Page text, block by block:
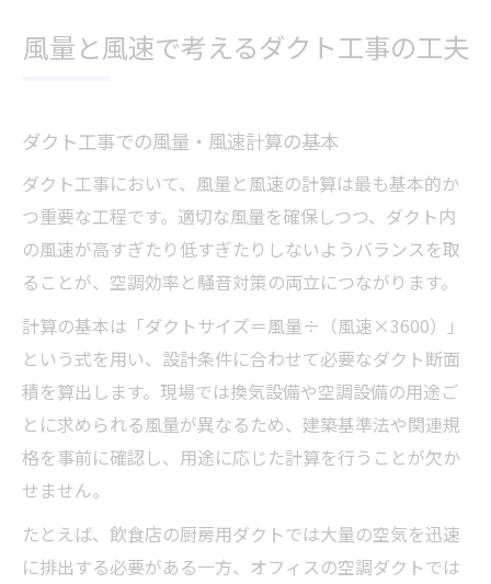
風量と風速で考えるダクト工事の工夫
ダクト工事での風量・風速計算の基本
ダクト工事において、風量と風速の計算は最も基本的か
つ重要な工程です。適切な風量を確保しつつ、ダクト内
の風速が高すぎたり低すぎたりしないようバランスを取
ることが、空調効率と騒音対策の両立につながります。
計算の基本は「ダクトサイズ＝風量÷（風速×3600）」
という式を用い、設計条件に合わせて必要なダクト断面
積を算出します。現場では換気設備や空調設備の用途ご
とに求められる風量が異なるため、建築基準法や関連規
格を事前に確認し、用途に応じた計算を行うことが欠か
せません。
たとえば、飲食店の厨房用ダクトでは大量の空気を迅速
に排出する必要がある一方、オフィスの空調ダクトでは